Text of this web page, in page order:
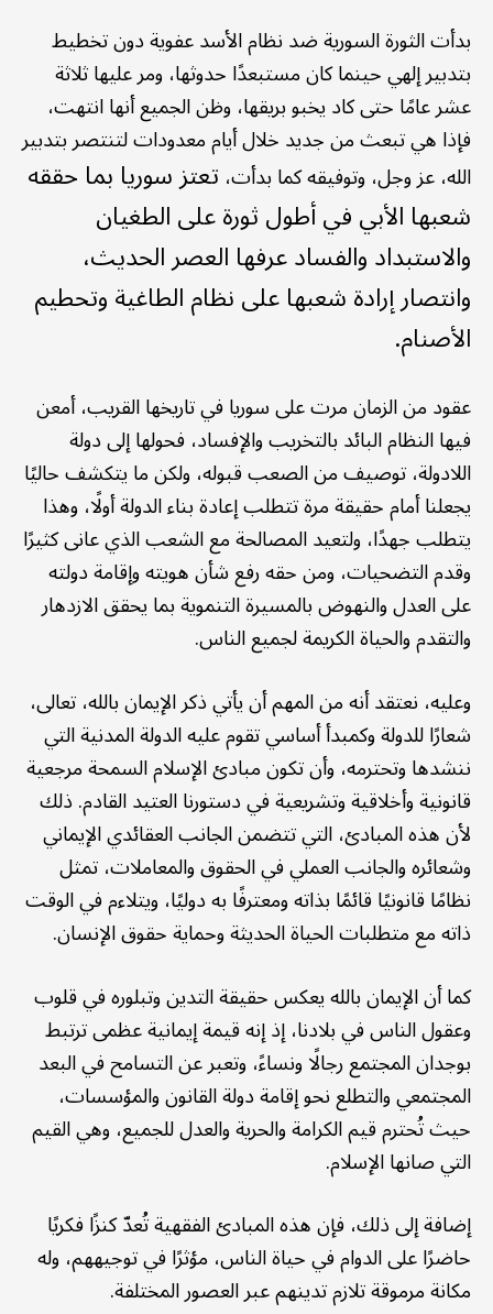
بدأت الثورة السورية ضد نظام الأسد عفوية دون تخطيط
بتدبير إلهي حينما كان مستبعدًا حدوثها، ومر عليها ثلاثة
عشر عامًا حتى كاد يخبو بريقها، وظن الجميع أنها انتهت،
فإذا هي تبعث من جديد خلال أيام معدودات لتنتصر بتدبير
الله، عز وجل، وتوفيقه كما بدأت، تعتز سوريا بما حققه
شعبها الأبي في أطول ثورة على الطغيان
والاستبداد والفساد عرفها العصر الحديث،
وانتصار إرادة شعبها على نظام الطاغية وتحطيم
الأصنام.
عقود من الزمان مرت على سوريا في تاريخها القريب، أمعن
فيها النظام البائد بالتخريب والإفساد، فحولها إلى دولة
اللادولة، توصيف من الصعب قبوله، ولكن ما يتكشف حاليًا
يجعلنا أمام حقيقة مرة تتطلب إعادة بناء الدولة أولًا، وهذا
يتطلب جهدًا، ولتعيد المصالحة مع الشعب الذي عانى كثيرًا
وقدم التضحيات، ومن حقه رفع شأن هويته وإقامة دولته
على العدل والنهوض بالمسيرة التنموية بما يحقق الازدهار
والتقدم والحياة الكريمة لجميع الناس.
وعليه، نعتقد أنه من المهم أن يأتي ذكر الإيمان بالله، تعالى،
شعارًا للدولة وكمبدأ أساسي تقوم عليه الدولة المدنية التي
ننشدها وتحترمه، وأن تكون مبادئ الإسلام السمحة مرجعية
قانونية وأخلاقية وتشريعية في دستورنا العتيد القادم. ذلك
لأن هذه المبادئ، التي تتضمن الجانب العقائدي الإيماني
وشعائره والجانب العملي في الحقوق والمعاملات، تمثل
نظامًا قانونيًا قائمًا بذاته ومعترفًا به دوليًا، ويتلاءم في الوقت
ذاته مع متطلبات الحياة الحديثة وحماية حقوق الإنسان.
كما أن الإيمان بالله يعكس حقيقة التدين وتبلوره في قلوب
وعقول الناس في بلادنا، إذ إنه قيمة إيمانية عظمى ترتبط
بوجدان المجتمع رجالًا ونساءً، وتعبر عن التسامح في البعد
المجتمعي والتطلع نحو إقامة دولة القانون والمؤسسات،
حيث تُحترم قيم الكرامة والحرية والعدل للجميع، وهي القيم
التي صانها الإسلام.
إضافة إلى ذلك، فإن هذه المبادئ الفقهية تُعدّ كنزًا فكريًا
حاضرًا على الدوام في حياة الناس، مؤثرًا في توجيههم، وله
مكانة مرموقة تلازم تدينهم عبر العصور المختلفة.